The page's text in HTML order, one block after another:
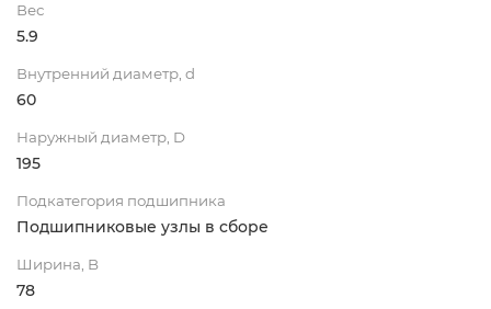
Вес
5.9
Внутренний диаметр, d
60
Наружный диаметр, D
195
Подкатегория подшипника
Подшипниковые узлы в сборе
Ширина, B
78